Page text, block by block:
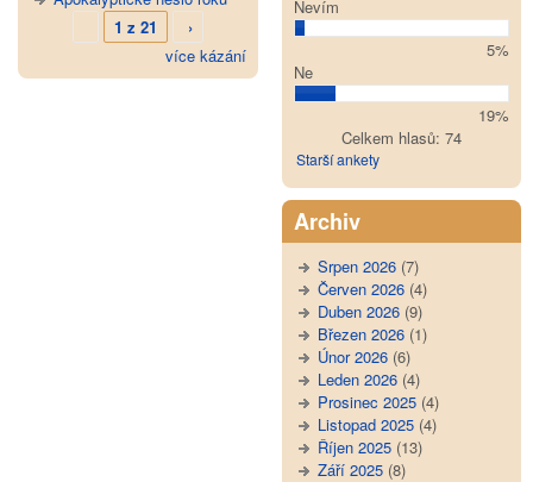
1 z 21
›
více kázání
Nevím
5%
Ne
19%
Celkem hlasů: 74
Starší ankety
Archiv
Srpen 2026(7)
Červen 2026(4)
Duben 2026(9)
Březen 2026(1)
Únor 2026(6)
Leden 2026(4)
Prosinec 2025(4)
Listopad 2025(4)
Říjen 2025(13)
Září 2025(8)